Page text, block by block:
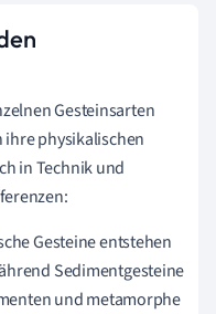
Gesteinsarten
physikalischen
in Technik und
Gesteine entstehen
Sedimentgesteine
und metamorphe